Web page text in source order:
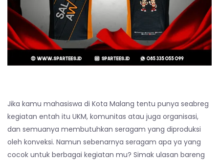
Jika kamu mahasiswa di Kota Malang tentu punya seabreg
kegiatan entah itu UKM, komunitas atau juga organisasi,
dan semuanya membutuhkan seragam yang diproduksi
oleh konveksi. Namun sebenarnya seragam apa ya yang
cocok untuk berbagai kegiatan mu? Simak ulasan bareng